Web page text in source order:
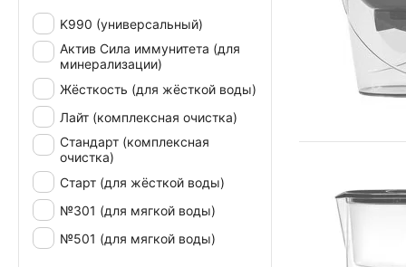
K990 (универсальный)
Актив Сила иммунитета (для
минерализации)
Жёсткость (для жёсткой воды)
Лайт (комплексная очистка)
Стандарт (комплексная
очистка)
Старт (для жёсткой воды)
№301 (для мягкой воды)
№501 (для мягкой воды)